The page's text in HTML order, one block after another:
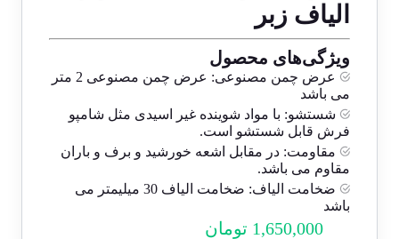
الیاف زبر
ویژگی‌های محصول
عرض چمن مصنوعی:
عرض چمن مصنوعی 2 متر
می باشد
شستشو: با مواد شوینده غیر اسیدی مثل شامپو
فرش قابل شستشو است.
مقاومت:در مقابل اشعه خورشید و برف و باران
مقاوم می باشد.
ضخامت الیاف:
ضخامت الیاف 30 میلیمتر می
باشد
1,650,000 تومان